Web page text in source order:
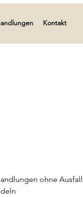
Kontakt
ohne